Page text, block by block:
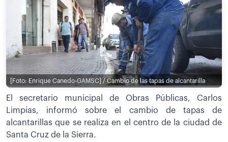
[Foto: Enrique Canedo-GAMSC] / Cambio de las tapas de alcantarilla
El secretario municipal de Obras Públicas, Carlos
Limpias, informó sobre el cambio de tapas de
alcantarillas que se realiza en el centro de la ciudad de
Santa Cruz de la Sierra.